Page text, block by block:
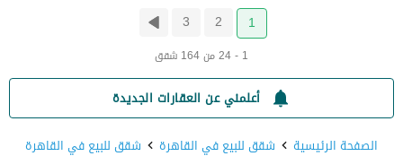
1
2
3
1 - 24 من 164 شقق
أعلمني عن العقارات الجديدة
الصفحة الرئيسية
شقق للبيع في القاهرة شقق للبيع في القاهرة